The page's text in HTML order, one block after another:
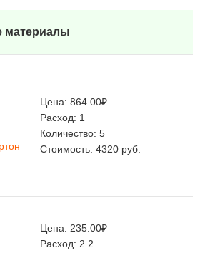
материалы
Цена: 864.00₽
Расход: 1
Количество: 5
Стоимость: 4320 руб.
Цена: 235.00₽
Расход: 2.2